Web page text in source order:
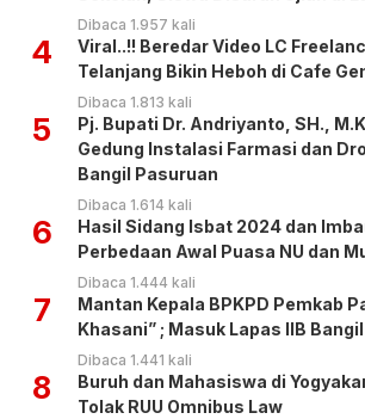
Dibaca 1.957 kali
4
Viral..!! Beredar Video LC
Telanjang Bikin Heboh di Cafe
Dibaca 1.813 kali
5
Pj. Bupati Dr. Andriyanto, SH.,
Gedung Instalasi Farmasi dan
Bangil Pasuruan
Dibaca 1.614 kali
6
Hasil Sidang Isbat 2024 dan
Perbedaan Awal Puasa NU dan
Dibaca 1.444 kali
7
Mantan Kepala BPKPD Pemkab
Khasani” ; Masuk Lapas IIB Bangil
Dibaca 1.441 kali
8
Buruh dan Mahasiswa di
Tolak RUU Omnibus Law